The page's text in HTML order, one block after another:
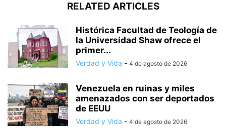
RELATED ARTICLES
Histórica Facultad de Teología de
la Universidad Shaw ofrece el
primer...
Verdad y Vida - 4 de agosto de 2026
Venezuela en ruinas y miles
amenazados con ser deportados
de EEUU
Verdad y Vida - 4 de agosto de 2026